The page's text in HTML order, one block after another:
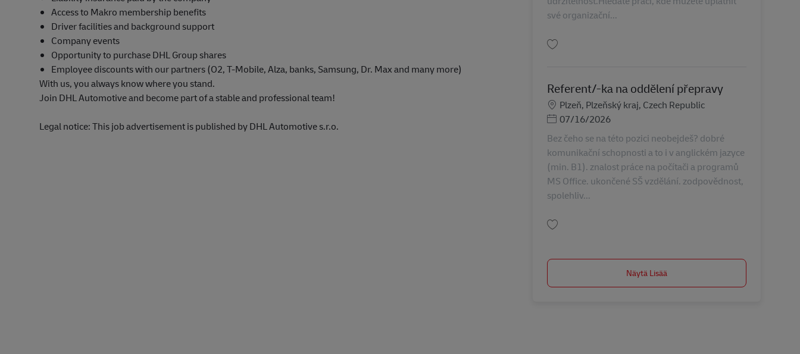
Access to Makro membership benefits
Driver facilities and background support
Company events
Opportunity to purchase DHL Group shares
Employee discounts with our partners (O2, T-Mobile, Alza, banks, Samsung, Dr. Max and many more)
With us, you always know where you stand.
Join DHL Automotive and become part of a stable and professional team!
Legal notice: This job advertisement is published by DHL Automotive s.r.o.
své organizační...
Referent/-ka na oddělení přepravy
Sijainti
Plzeň, Plzeňský kraj, Czech Republic
Posted Date
07/16/2026
Bez čeho se na této pozici neobejdeš? dobré
komunikační schopnosti a to i v anglickém jazyce
(min. B1). znalost práce na počítači a programů
MS Office. ukončené SŠ vzdělání. zodpovědnost,
spolehliv...
Näytä Lisää